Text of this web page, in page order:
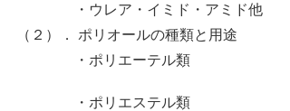
ウレア・イミド・アミド他
２）． ポリオールの種類と用途
ポリエーテル類
ポリエステル類